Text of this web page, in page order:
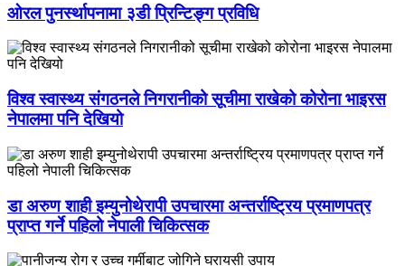
ओरल पुनर्स्थापनामा ३डी प्रिन्टिङ्ग प्रविधि
विश्व स्वास्थ्य संगठनले निगरानीको सूचीमा राखेको कोरोना भाइरस
नेपालमा पनि देखियो
डा अरुण शाही इम्युनोथेरापी उपचारमा अन्तर्राष्ट्रिय प्रमाणपत्र
प्राप्त गर्ने पहिलो नेपाली चिकित्सक